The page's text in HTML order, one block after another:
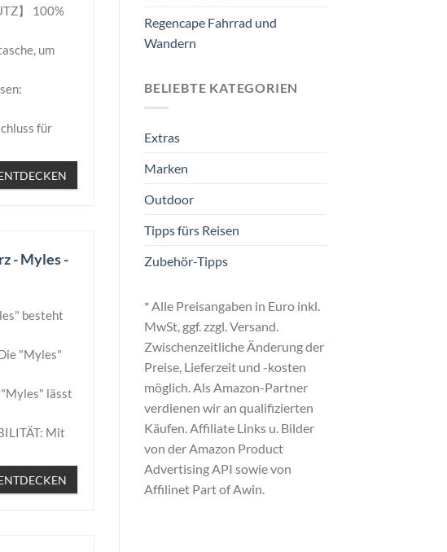
】 100%
um
für
- Myles -
besteht
"Myles"
"Myles" lässt
Mit
Regencape Fahrrad und
Wandern
BELIEBTE KATEGORIEN
Extras
Marken
Outdoor
Tipps fürs Reisen
Zubehör-Tipps
* Alle Preisangaben in Euro inkl.
MwSt, ggf. zzgl. Versand.
Zwischenzeitliche Änderung der
Preise, Lieferzeit und -kosten
möglich. Als Amazon-Partner
verdienen wir an qualifizierten
Käufen. Affiliate Links u. Bilder
von der Amazon Product
Advertising API sowie von
Affilinet Part of Awin.